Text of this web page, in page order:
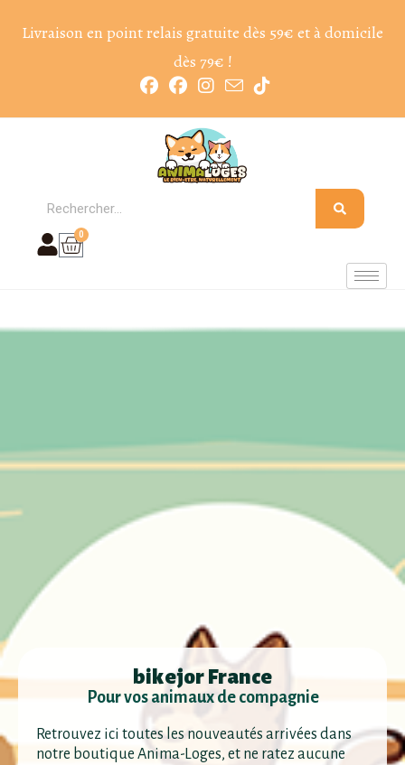
Livraison en point relais gratuite dès 59€ et à domicile
dès 79€ !
0
bikejor France
Pour vos animaux de compagnie
Retrouvez ici toutes les nouveautés arrivées dans
notre boutique Anima-Loges, et ne ratez aucune